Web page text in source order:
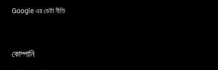
Google এর ডেটা নীতি
কোম্পানি